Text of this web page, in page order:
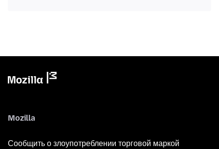
Mozilla
Сообщить о злоупотреблении торговой маркой